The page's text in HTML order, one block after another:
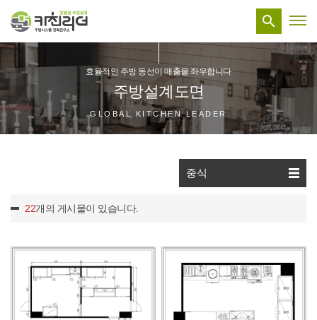

효율적인 주방 동선이 매출을 좌우합니다
주방설계도면
GLOBAL KITCHEN LEADER
중식
22개의 게시물이 있습니다.